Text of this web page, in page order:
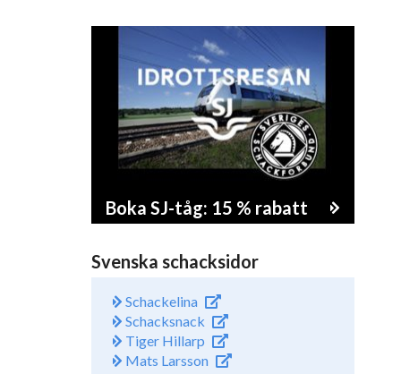
Boka SJ-tåg: 15 % rabatt
Svenska schacksidor
Schackelina
Schacksnack
Tiger Hillarp
Mats Larsson